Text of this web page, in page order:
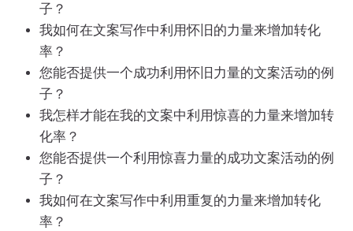
子？
我如何在文案写作中利用怀旧的力量来增加转化
率？
您能否提供一个成功利用怀旧力量的文案活动的例
子？
我怎样才能在我的文案中利用惊喜的力量来增加转
化率？
您能否提供一个利用惊喜力量的成功文案活动的例
子？
我如何在文案写作中利用重复的力量来增加转化
率？